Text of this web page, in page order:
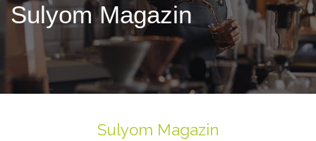
Sulyom Magazin
Sulyom Magazin